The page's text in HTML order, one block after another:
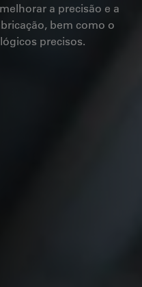
a precisão e a
bem como o
precisos.